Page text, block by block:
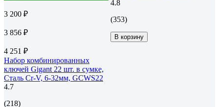
3 200 ₽
3 856 ₽
4 251 ₽
Набор комбинированных
ключей Gigant 22 шт. в сумке,
Сталь Cr-V, 6-32мм, GCWS22
4.7
(218)
4.8
(353)
В корзину